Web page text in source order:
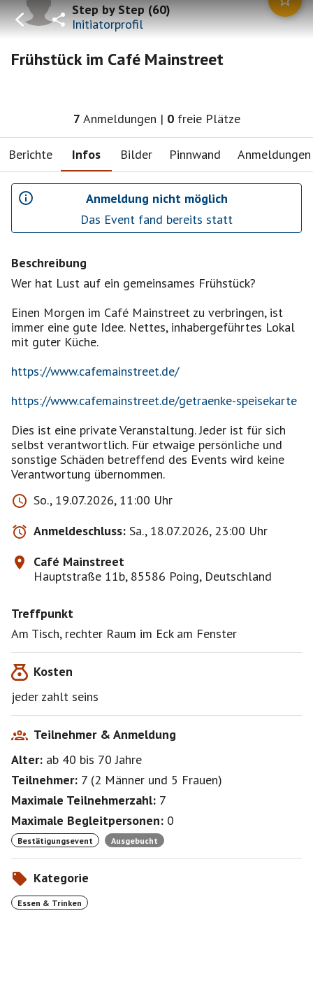
Step by Step(60)
Initiatorprofil
Frühstück im Café Mainstreet
7 Anmeldungen | 0 freie Plätze
Berichte Infos Bilder Pinnwand Anmeldungen
Anmeldung nicht möglich
Das Event fand bereits statt
Beschreibung
Wer hat Lust auf ein gemeinsames Frühstück?
Einen Morgen im Café Mainstreet zu verbringen, ist
immer eine gute Idee. Nettes, inhabergeführtes Lokal
mit guter Küche.
https://www.cafemainstreet.de/
https://www.cafemainstreet.de/getraenke-speisekarte
Dies ist eine private Veranstaltung. Jeder ist für sich
selbst verantwortlich. Für etwaige persönliche und
sonstige Schäden betreffend des Events wird keine
Verantwortung übernommen.
So., 19.07.2026, 11:00 Uhr
Anmeldeschluss: Sa., 18.07.2026, 23:00 Uhr
Café Mainstreet
Hauptstraße 11b, 85586 Poing, Deutschland
Treffpunkt
Am Tisch, rechter Raum im Eck am Fenster
Kosten
jeder zahlt seins
Teilnehmer & Anmeldung
Alter: ab 40 bis 70Jahre
Teilnehmer: 7 (2 Männer und 5 Frauen)
Maximale Teilnehmerzahl: 7
Maximale Begleitpersonen: 0
Bestätigungsevent Ausgebucht
Kategorie
Essen & Trinken